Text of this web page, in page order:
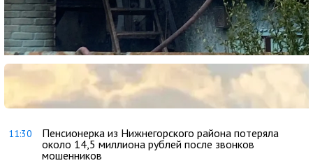
11:30
Пенсионерка из Нижнегорского района потеряла
около 14,5 миллиона рублей после звонков
мошенников